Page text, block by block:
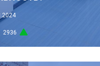
2936